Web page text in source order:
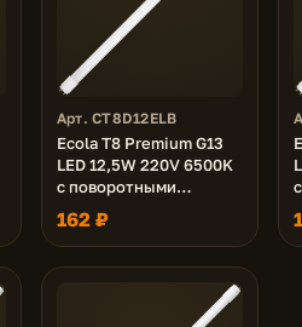
Арт. CT8D12ELB
Ecola T8 Premium G13
LED 12,5W 220V 6500K
с поворотными
цоколями (матовое
стекло) 605x28
(упак.инд./8/24)
162 ₽